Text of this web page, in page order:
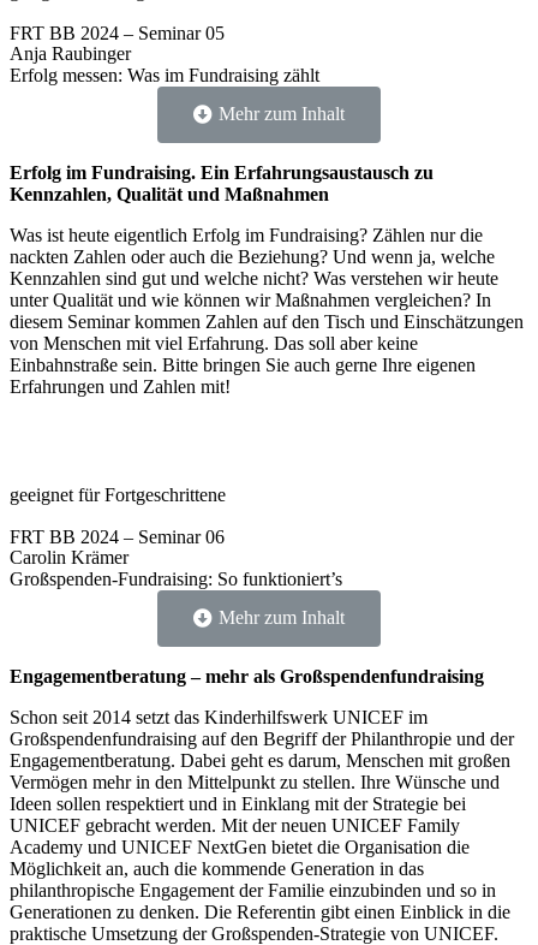
FRT BB 2024 – Seminar 05
Anja Raubinger
Erfolg messen: Was im Fundraising zählt
Mehr zum Inhalt
Erfolg im Fundraising. Ein Erfahrungsaustausch zu
Kennzahlen, Qualität und Maßnahmen
Was ist heute eigentlich Erfolg im Fundraising? Zählen nur die
nackten Zahlen oder auch die Beziehung? Und wenn ja, welche
Kennzahlen sind gut und welche nicht? Was verstehen wir heute
unter Qualität und wie können wir Maßnahmen vergleichen? In
diesem Seminar kommen Zahlen auf den Tisch und Einschätzungen
von Menschen mit viel Erfahrung. Das soll aber keine
Einbahnstraße sein. Bitte bringen Sie auch gerne Ihre eigenen
Erfahrungen und Zahlen mit!
geeignet für Fortgeschrittene
FRT BB 2024 – Seminar 06
Carolin Krämer
Großspenden-Fundraising: So funktioniert’s
Mehr zum Inhalt
Engagementberatung – mehr als Großspendenfundraising
Schon seit 2014 setzt das Kinderhilfswerk UNICEF im
Großspendenfundraising auf den Begriff der Philanthropie und der
Engagementberatung. Dabei geht es darum, Menschen mit großen
Vermögen mehr in den Mittelpunkt zu stellen. Ihre Wünsche und
Ideen sollen respektiert und in Einklang mit der Strategie bei
UNICEF gebracht werden. Mit der neuen UNICEF Family
Academy und UNICEF NextGen bietet die Organisation die
Möglichkeit an, auch die kommende Generation in das
philanthropische Engagement der Familie einzubinden und so in
Generationen zu denken. Die Referentin gibt einen Einblick in die
praktische Umsetzung der Großspenden-Strategie von UNICEF.